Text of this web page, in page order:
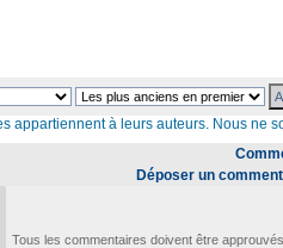
appartiennent à leurs auteurs. Nous ne
Déposer un
Tous les commentaires doivent être